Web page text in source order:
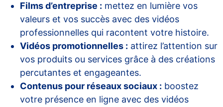
Films d’entreprise : mettez en lumière vos
valeurs et vos succès avec des vidéos
professionnelles qui racontent votre histoire.
Vidéos promotionnelles : attirez l’attention sur
vos produits ou services grâce à des créations
percutantes et engageantes.
Contenus pour réseaux sociaux : boostez
votre présence en ligne avec des vidéos